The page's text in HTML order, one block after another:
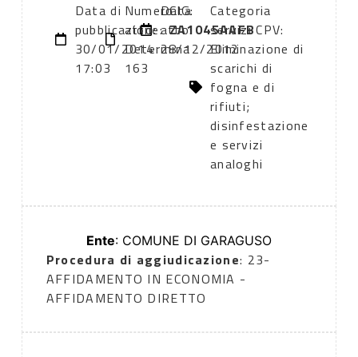
Data di
pubblicazione:
30/01/2014
17:03
Numero
atto:
Determina
163
Data
atto:
28/12/2012
CIG:
ZA1045AAFB
Categoria
servizi CPV:
Eliminazione di
scarichi di
fogna e di
rifiuti;
disinfestazione
e servizi
analoghi
Ente: COMUNE DI GARAGUSO
Procedura di aggiudicazione: 23-
AFFIDAMENTO IN ECONOMIA -
AFFIDAMENTO DIRETTO